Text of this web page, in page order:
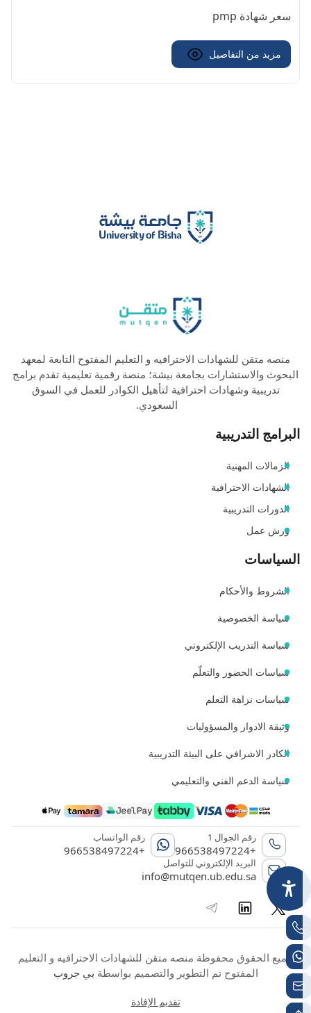
سعر شهادة pmp
مزيد من التفاصيل
منصه متقن للشهادات الاحترافيه و التعليم المفتوح التابعة لمعهد
البحوث والاستشارات بجامعة بيشة؛ منصة رقمية تعليمية تقدم برامج
تدريبية وشهادات احترافية لتأهيل الكوادر للعمل في السوق
السعودي.
البرامج التدريبية
الزمالات المهنية
الشهادات الاحترافية
الدورات التدريبية
ورش عمل
السياسات
الشروط والأحكام
سياسة الخصوصية
سياسة التدريب الإلكتروني
سياسات الحضور والتعلّم
سياسات نزاهة التعلم
وثيقة الادوار والمسؤوليات
الكادر الاشرافي على البيئة التدريبية
سياسة الدعم الفني والتعليمي
رقم الجوال 1
+966538497224
رقم الواتساب
+966538497224
البريد الإلكتروني للتواصل
info@mutqen.ub.edu.sa
جميع الحقوق محفوظة منصه متقن للشهادات الاحترافيه و التعليم
المفتوح تم التطوير والتصميم بواسطة بي جروب
تقديم الإفادة